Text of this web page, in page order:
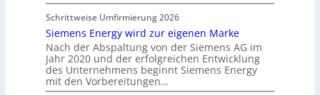
Schrittweise Umfirmierung 2026
Siemens Energy wird zur eigenen Marke
Nach der Abspaltung von der Siemens AG im
Jahr 2020 und der erfolgreichen Entwicklung
des Unternehmens beginnt Siemens Energy
mit den Vorbereitungen…